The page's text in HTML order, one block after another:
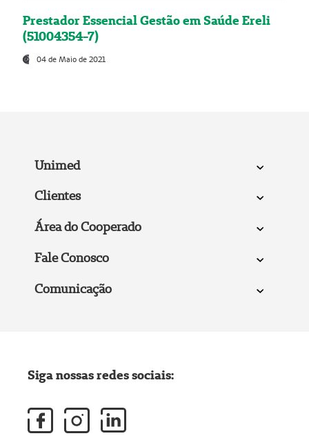
Prestador Essencial Gestão em Saúde Ereli
(51004354-7)
04 de Maio de 2021
Unimed
Clientes
Área do Cooperado
Fale Conosco
Comunicação
Siga nossas redes sociais: